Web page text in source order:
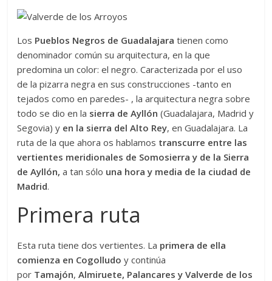
Los Pueblos Negros de Guadalajaratienen como
denominador común su arquitectura, en la que
predomina un color: el negro. Caracterizada por el uso
de la pizarra negra en sus construcciones -tanto en
tejados como en paredes- , la arquitectura negra sobre
todo se dio en la sierra de Ayllón (Guadalajara, Madrid y
Segovia) y en la sierra del Alto Rey, en Guadalajara. La
ruta de la que ahora os hablamos transcurre entre las
vertientes meridionales de Somosierra y de la Sierra
de Ayllón, a tan sólo una hora y media de la ciudad de
Madrid.
Primera ruta
Esta ruta tiene dos vertientes. La primera de ella
comienza en Cogolludo y continúa
por Tamajón, Almiruete, Palancares y Valverde de los